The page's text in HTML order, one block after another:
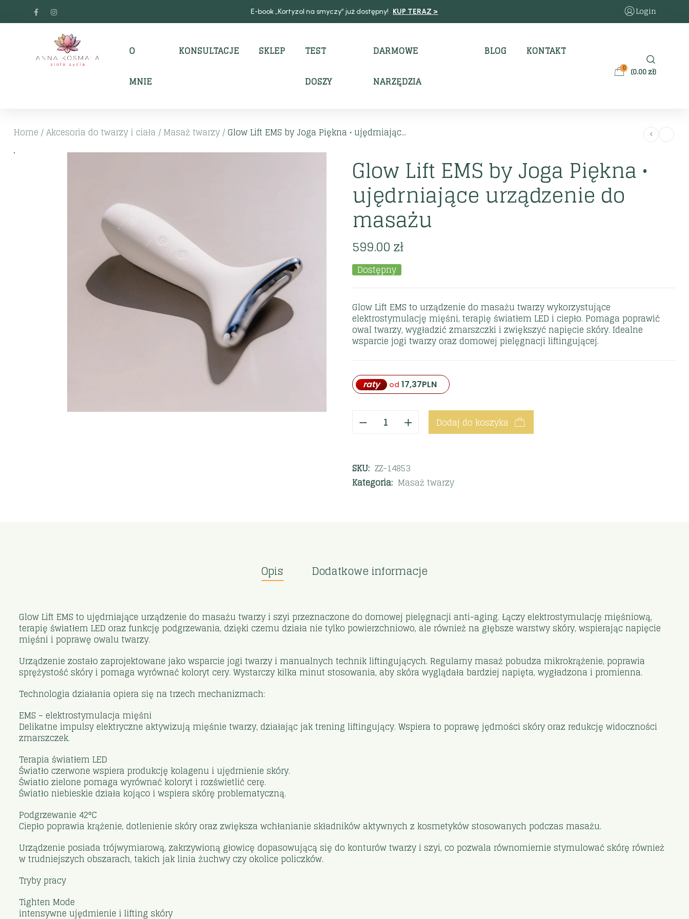
E-book „Kortyzol na smyczy” już dostępny! KUP TERAZ > Login
O
MNIE
KONSULTACJE SKLEP TEST
DOSZY
DARMOWE
NARZĘDZIA
BLOG KONTAKT
0 (0.00zł)
Home /Akcesoria do twarzy i ciała / Masaż twarzy/Glow Lift EMS by Joga Piękna • ujędrniając...
Glow Lift EMS by Joga Piękna •
ujędrniające urządzenie do
masażu
599.00zł
Dostępny
Glow Lift EMS to urządzenie do masażu twarzy wykorzystujące
elektrostymulację mięśni, terapię światłem LED i ciepło. Pomaga poprawić
owal twarzy, wygładzić zmarszczki i zwiększyć napięcie skóry. Idealne
wsparcie jogi twarzy oraz domowej pielęgnacji liftingującej.
raty od 17,37PLN
Dodaj do koszyka
SKU: ZZ-14853
Kategoria: Masaż twarzy
Opis Dodatkowe informacje
Glow Lift EMS to ujędrniające urządzenie do masażu twarzy i szyi przeznaczone do domowej pielęgnacji anti-aging. Łączy elektrostymulację mięśniową,
terapię światłem LED oraz funkcję podgrzewania, dzięki czemu działa nie tylko powierzchniowo, ale również na głębsze warstwy skóry, wspierając napięcie
mięśni i poprawę owalu twarzy.
Urządzenie zostało zaprojektowane jako wsparcie jogi twarzy i manualnych technik liftingujących. Regularny masaż pobudza mikrokrążenie, poprawia
sprężystość skóry i pomaga wyrównać koloryt cery. Wystarczy kilka minut stosowania, aby skóra wyglądała bardziej napięta, wygładzona i promienna.
Technologia działania opiera się na trzech mechanizmach:
EMS – elektrostymulacja mięśni
Delikatne impulsy elektryczne aktywizują mięśnie twarzy, działając jak trening liftingujący. Wspiera to poprawę jędrności skóry oraz redukcję widoczności
zmarszczek.
Terapia światłem LED
Światło czerwone wspiera produkcję kolagenu i ujędrnienie skóry.
Światło zielone pomaga wyrównać koloryt i rozświetlić cerę.
Światło niebieskie działa kojąco i wspiera skórę problematyczną.
Podgrzewanie 42°C
Ciepło poprawia krążenie, dotlenienie skóry oraz zwiększa wchłanianie składników aktywnych z kosmetyków stosowanych podczas masażu.
Urządzenie posiada trójwymiarową, zakrzywioną głowicę dopasowującą się do konturów twarzy i szyi, co pozwala równomiernie stymulować skórę również
w trudniejszych obszarach, takich jak linia żuchwy czy okolice policzków.
Tryby pracy
Tighten Mode
intensywne ujędrnienie i lifting skóry